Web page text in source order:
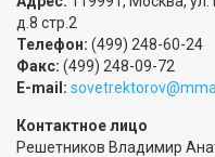
д.8 стр.2
Телефон: (499) 248-60-24
Факс: (499) 248-09-72
E-mail:
Контактное лицо
Решетников Владимир